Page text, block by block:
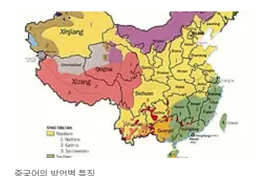
語라는 명칭으로 불리게 되었다. 台灣의 언어환경은 크게 대륙의 보통화를 옮
겨온 국어와, 토착민의 언어인 台語로 대별된다. 台北의 언어실태는 북경에서
멀리 떨어진 지역에서 표준말의 사용이 확산되고 뿌리를 내림에 따라 겪게 되
는 발전과정에 있어서의 흥미로운 실례들을 제공해 주기도 한다. 방언이라는
관점에서 보자면 台北의 인구는 매우 이질적인 요소들..